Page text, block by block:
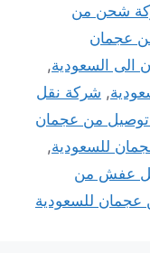
شحن من
عجمان
الى السعودية,
, شركة نقل
من عجمان
للسعودية,
عفش من
للسعودية